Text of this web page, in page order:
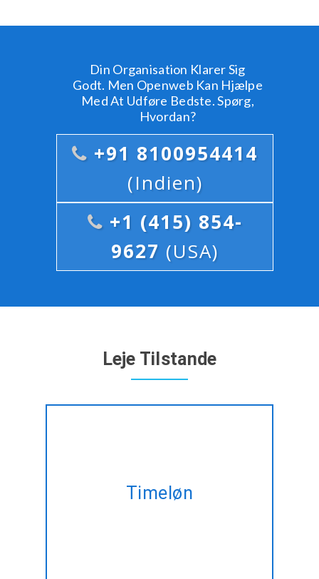
Din Organisation Klarer Sig
Godt. Men Openweb Kan Hjælpe
Med At Udføre Bedste. Spørg,
Hvordan?
+91 8100954414
(Indien)
+1 (415) 854-
9627 (USA)
Leje Tilstande
Timeløn
timebasis, der er skræddersyet